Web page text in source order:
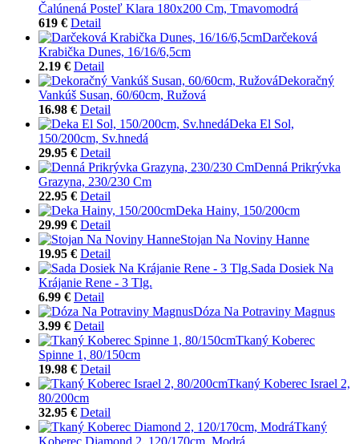
Čalúnená Posteľ Klara 180x200 Cm, Tmavomodrá
619 € Detail
Darčeková
Krabička Dunes, 16/16/6,5cm
2.19 € Detail
Dekoračný
Vankúš Susan, 60/60cm, Ružová
16.98 € Detail
Deka El Sol,
150/200cm, Sv.hnedá
29.95 € Detail
Denná Prikrývka
Grazyna, 230/230 Cm
22.95 € Detail
Deka Hainy, 150/200cm
29.99 € Detail
Stojan Na Noviny Hanne
19.95 € Detail
Sada Dosiek Na
Krájanie Rene - 3 Tlg.
6.99 € Detail
Dóza Na Potraviny Magnus
3.99 € Detail
Tkaný Koberec
Spinne 1, 80/150cm
19.98 € Detail
Tkaný Koberec Israel 2,
80/200cm
32.95 € Detail
Tkaný
Koberec Diamond 2, 120/170cm, Modrá